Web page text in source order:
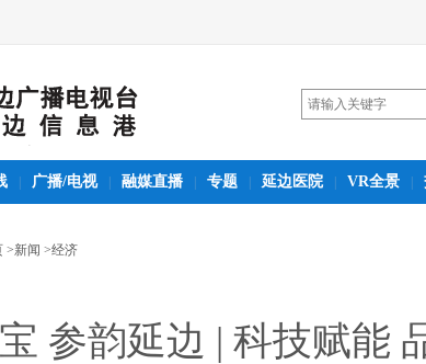
广播/电视 融媒直播 专题 延边医院 VR全景
>新闻 >经济
参韵延边 | 科技赋能